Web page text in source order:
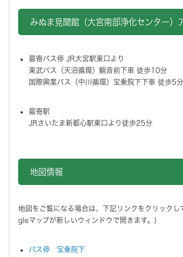
みぬま見聞館（大宮南部浄化センター）
最寄バス停 JR大宮駅東口より
東武バス（天沼循環）観音前下車 徒歩10分
国際興業バス（中川循環）宝乗院下下車 徒歩5分
最寄駅
JRさいたま新都心駅東口より徒歩25分
地図情報
地図をご覧になる場合は、下記リンクをクリックし
gleマップが新しいウィンドウで開きます。)
バス停 宝乗院下